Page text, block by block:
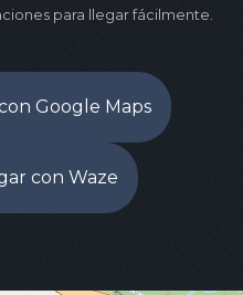
para llegar fácilmente.
Google Maps
con Waze